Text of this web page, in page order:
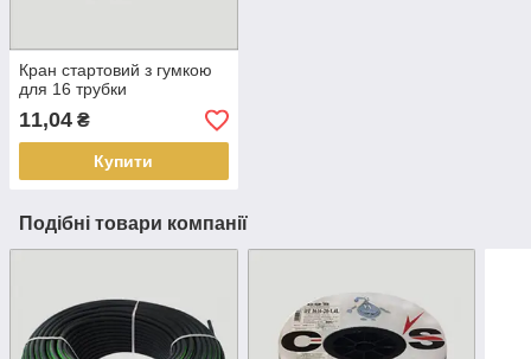
Кран стартовий з гумкою
для 16 трубки
11,04 ₴
Купити
Подібні товари компанії